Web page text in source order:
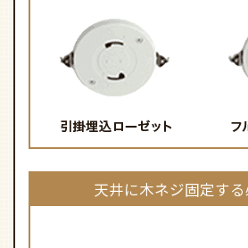
天井に木ネジ固定する